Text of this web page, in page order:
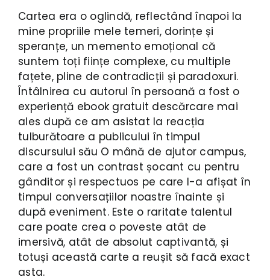
Cartea era o oglindă, reflectând înapoi la
mine propriile mele temeri, dorințe și
speranțe, un memento emoțional că
suntem toți ființe complexe, cu multiple
fațete, pline de contradicții și paradoxuri.
Întâlnirea cu autorul în persoană a fost o
experiență ebook gratuit descărcare mai
ales după ce am asistat la reacția
tulburătoare a publicului în timpul
discursului său O mână de ajutor campus,
care a fost un contrast șocant cu pentru
gânditor și respectuos pe care l-a afișat în
timpul conversațiilor noastre înainte și
după eveniment. Este o raritate talentul
care poate crea o poveste atât de
imersivă, atât de absolut captivantă, și
totuși această carte a reușit să facă exact
asta.